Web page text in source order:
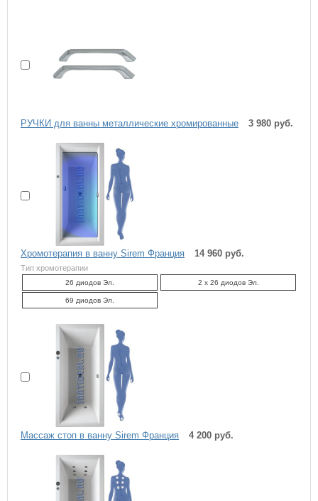
РУЧКИ для ванны металлические хромированные 3 980 руб.
Хромотерапия в ванну Sirem Франция 14 960 руб.
Тип хромотерапии
26 диодов Эл. 2 x 26 диодов Эл.
69 диодов Эл.
Массаж стоп в ванну Sirem Франция 4 200 руб.